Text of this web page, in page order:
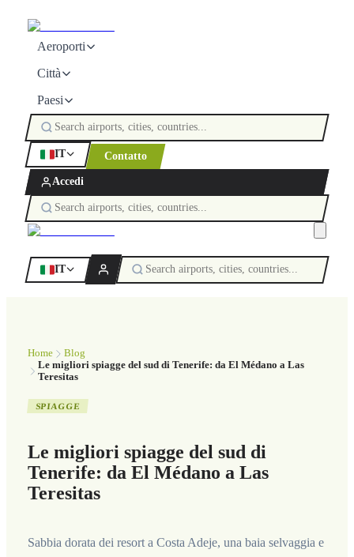
Aeroporti
Città
Paesi
IT Contatto
Accedi
IT
Home
Blog
Le migliori spiagge del sud di Tenerife: da El Médano a Las
Teresitas
SPIAGGE
Le migliori spiagge del sud di
Tenerife: da El Médano a Las
Teresitas
Sabbia dorata dei resort a Costa Adeje, una baia selvaggia e